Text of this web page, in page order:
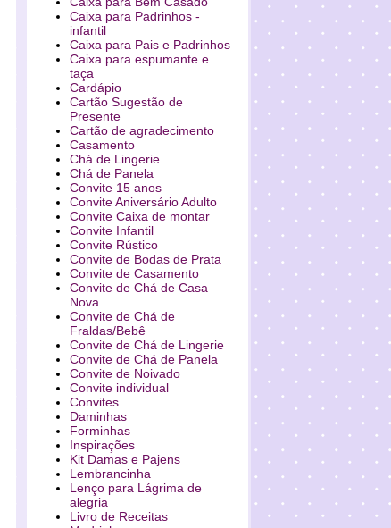
Caixa para Padrinhos -
infantil
Caixa para Pais e Padrinhos
Caixa para espumante e
taça
Cardápio
Cartão Sugestão de
Presente
Cartão de agradecimento
Casamento
Chá de Lingerie
Chá de Panela
Convite 15 anos
Convite Aniversário Adulto
Convite Caixa de montar
Convite Infantil
Convite Rústico
Convite de Bodas de Prata
Convite de Casamento
Convite de Chá de Casa
Nova
Convite de Chá de
Fraldas/Bebê
Convite de Chá de Lingerie
Convite de Chá de Panela
Convite de Noivado
Convite individual
Convites
Daminhas
Forminhas
Inspirações
Kit Damas e Pajens
Lembrancinha
Lenço para Lágrima de
alegria
Livro de Receitas